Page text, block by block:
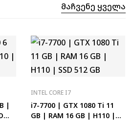
Მაჩვენე Ყველა
|
INTEL CORE I7
i7-7700 | GTX 1080 Ti 11
GB | RAM 16 GB | H110 |